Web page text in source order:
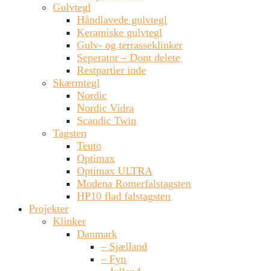
Gulvtegl
Håndlavede gulvtegl
Keramiske gulvtegl
Gulv- og terrasseklinker
Seperator – Dont delete
Restpartier inde
Skærmtegl
Nordic
Nordic Vidra
Scandic Twin
Tagsten
Teuto
Optimax
Optimax ULTRA
Modena Romerfalstagsten
HP10 flad falstagsten
Projekter
Klinker
Danmark
– Sjælland
– Fyn